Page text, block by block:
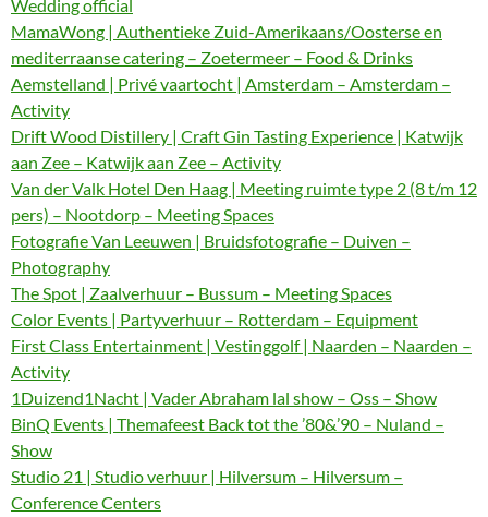
Wedding official
MamaWong | Authentieke Zuid-Amerikaans/Oosterse en
mediterraanse catering – Zoetermeer – Food & Drinks
Aemstelland | Privé vaartocht | Amsterdam – Amsterdam –
Activity
Drift Wood Distillery | Craft Gin Tasting Experience | Katwijk
aan Zee – Katwijk aan Zee – Activity
Van der Valk Hotel Den Haag | Meeting ruimte type 2 (8 t/m 12
pers) – Nootdorp – Meeting Spaces
Fotografie Van Leeuwen | Bruidsfotografie – Duiven –
Photography
The Spot | Zaalverhuur – Bussum – Meeting Spaces
Color Events | Partyverhuur – Rotterdam – Equipment
First Class Entertainment | Vestinggolf | Naarden – Naarden –
Activity
1Duizend1Nacht | Vader Abraham lal show – Oss – Show
BinQ Events | Themafeest Back tot the ’80&’90 – Nuland –
Show
Studio 21 | Studio verhuur | Hilversum – Hilversum –
Conference Centers